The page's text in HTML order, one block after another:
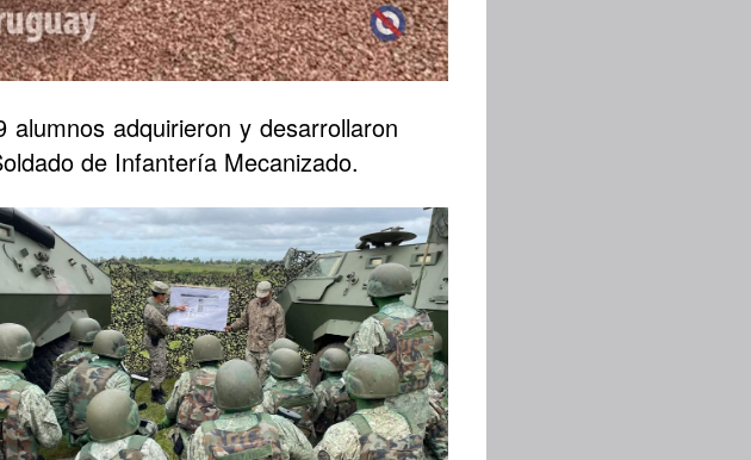
adquirieron y desarrollaron
de Infantería Mecanizado.